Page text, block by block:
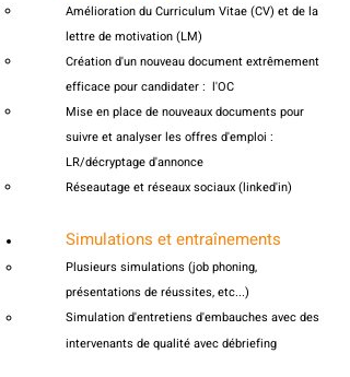
Amélioration du Curriculum Vitae (CV) et de la
lettre de motivation (LM)​
Création d'un nouveau document extrêmement
efficace pour candidater : l'OC
Mise en place de nouveaux documents pour
suivre et analyser les offres d'emploi :
LR/décryptage d'annonce
Réseautage et réseaux sociaux (linked'in)
Simulations et entraînements
Plusieurs simulations (job phoning,
présentations de réussites, etc...)
Simulation d'entretiens d'embauches avec des
intervenants de qualitéavec débriefing